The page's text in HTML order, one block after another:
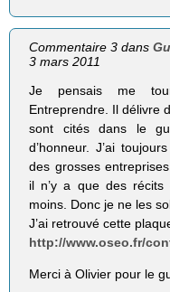
Commentaire 3 dans
3 mars 2011
Je pensais me
Entreprendre. Il délivre
sont cités dans le
d’honneur. J’ai
des grosses
il n’y a que des récits
moins. Donc je ne les
J’ai retrouvé cette
http://www.oseo.fr/
Merci à Olivier pour le